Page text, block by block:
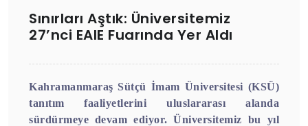
Sınırları Aştık: Üniversitemiz
27’nci EAIE Fuarında Yer Aldı
Kahramanmaraş Sütçü İmam Üniversitesi (KSÜ)
tanıtım faaliyetlerini uluslararası alanda
sürdürmeye devam ediyor. Üniversitemiz bu yıl